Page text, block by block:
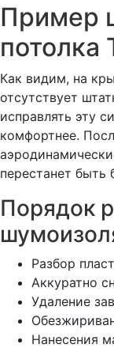
Пример
потолка
Как видим, на
отсутствует
исправлять эту
комфортнее.
перестанет быть
Порядок
Разбор
Аккуратно
Удаление
Нанесения